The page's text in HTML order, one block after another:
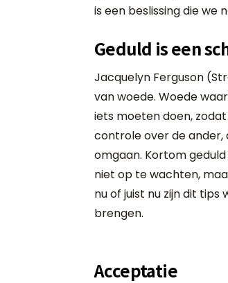
is een beslissing die we
Geduld is een
Jacquelyn Ferguson
van woede. Woede
iets moeten doen,
controle over de ander,
omgaan. Kortom
niet op te wachten,
nu of juist nu zijn dit
brengen.
Acceptatie